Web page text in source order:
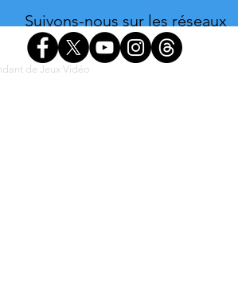
Suivons-nous sur les réseaux
de Jeux Vidéo